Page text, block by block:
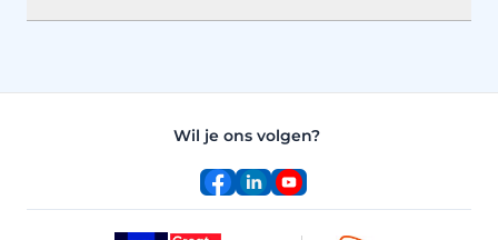
Wil je ons volgen?
Facebook
LinkedInYouTube